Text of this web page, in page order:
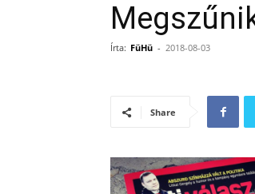
Írta: FüHü - 2018-08-03
Share